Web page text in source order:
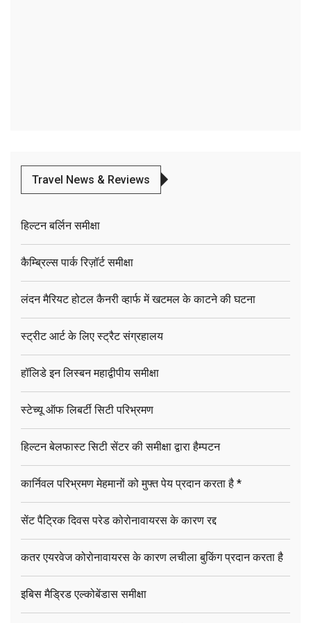
Travel News & Reviews
हिल्टन बर्लिन समीक्षा
कैम्ब्रिल्स पार्क रिज़ॉर्ट समीक्षा
लंदन मैरियट होटल कैनरी व्हार्फ में खटमल के काटने की घटना
स्ट्रीट आर्ट के लिए स्ट्रैट संग्रहालय
हॉलिडे इन लिस्बन महाद्वीपीय समीक्षा
स्टेच्यू ऑफ लिबर्टी सिटी परिभ्रमण
हिल्टन बेलफास्ट सिटी सेंटर की समीक्षा द्वारा हैम्पटन
कार्निवल परिभ्रमण मेहमानों को मुफ्त पेय प्रदान करता है *
सेंट पैट्रिक दिवस परेड कोरोनावायरस के कारण रद्द
कतर एयरवेज कोरोनावायरस के कारण लचीला बुकिंग प्रदान करता है
इबिस मैड्रिड एल्कोबेंडास समीक्षा